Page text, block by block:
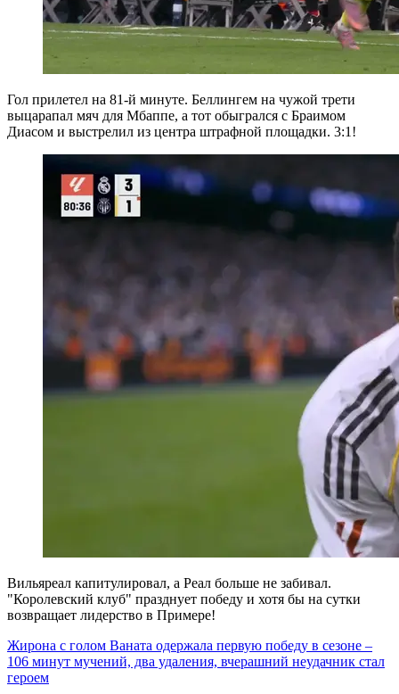
Гол прилетел на 81-й минуте. Беллингем на чужой трети
выцарапал мяч для Мбаппе, а тот обыгрался с Браимом
Диасом и выстрелил из центра штрафной площадки. 3:1!
Вильяреал капитулировал, а Реал больше не забивал.
"Королевский клуб" празднует победу и хотя бы на сутки
возвращает лидерство в Примере!
Жирона с голом Ваната одержала первую победу в сезоне –
106 минут мучений, два удаления, вчерашний неудачник стал
героем